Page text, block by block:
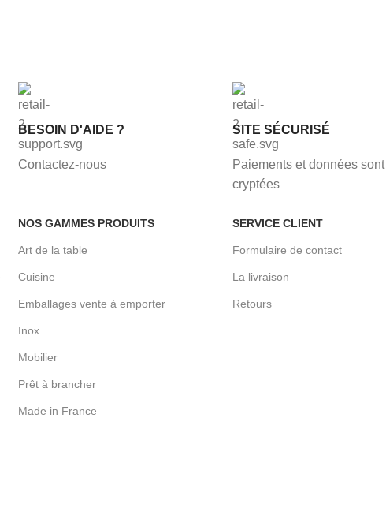
BESOIN D'AIDE ?
Contactez-nous
SITE SÉCURISÉ
Paiements et données sont
cryptées
NOS GAMMES PRODUITS
Art de la table
Cuisine
Emballages vente à emporter
Inox
Mobilier
Prêt à brancher
Made in France
SERVICE CLIENT
Formulaire de contact
La livraison
Retours